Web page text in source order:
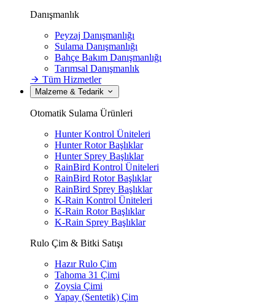
Danışmanlık
Peyzaj Danışmanlığı
Sulama Danışmanlığı
Bahçe Bakım Danışmanlığı
Tarımsal Danışmanlık
Tüm Hizmetler
Malzeme & Tedarik
Otomatik Sulama Ürünleri
Hunter Kontrol Üniteleri
Hunter Rotor Başlıklar
Hunter Sprey Başlıklar
RainBird Kontrol Üniteleri
RainBird Rotor Başlıklar
RainBird Sprey Başlıklar
K-Rain Kontrol Üniteleri
K-Rain Rotor Başlıklar
K-Rain Sprey Başlıklar
Rulo Çim & Bitki Satışı
Hazır Rulo Çim
Tahoma 31 Çimi
Zoysia Çimi
Yapay (Sentetik) Çim